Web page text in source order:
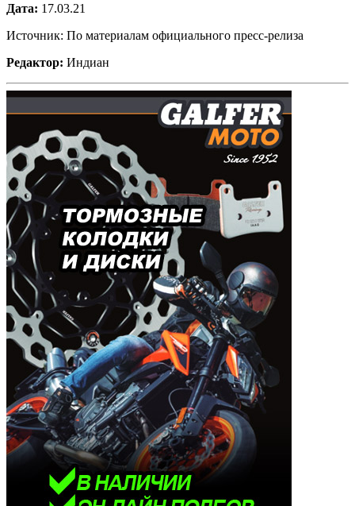
Дата: 17.03.21
Источник: По материалам официального пресс-релиза
Редактор: Индиан